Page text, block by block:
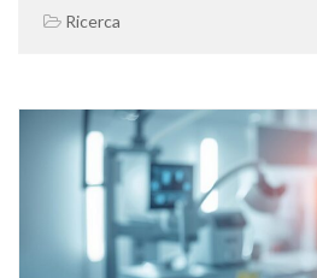
Ricerca